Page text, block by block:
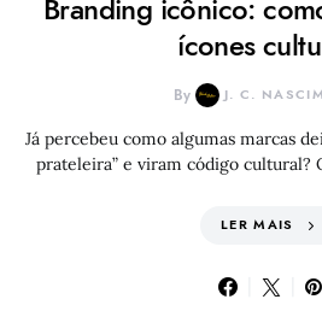
Branding icônico:
ícones
By J. C.
Já percebeu como algumas marcas
prateleira” e viram código cultural?
LER MAIS